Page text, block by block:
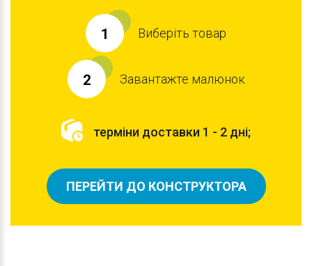
1 Виберіть товар
2 Завантажте малюнок
терміни доставки 1 - 2 дні;
ПЕРЕЙТИ ДО КОНСТРУКТОРА